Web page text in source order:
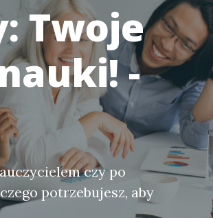
Twoje
-
czy po
potrzebujesz, aby